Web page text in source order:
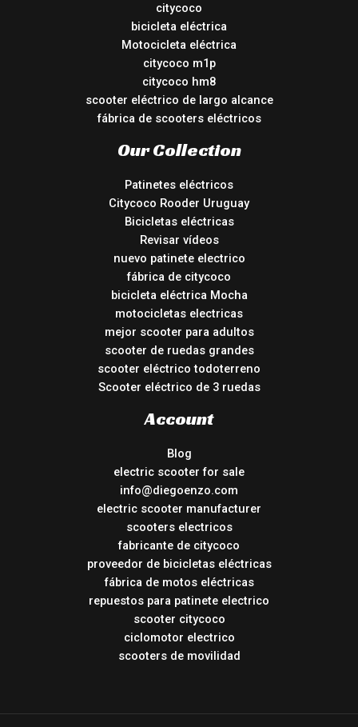
citycoco
bicicleta eléctrica
Motocicleta eléctrica
citycoco m1p
citycoco hm8
scooter eléctrico de largo alcance
fábrica de scooters eléctricos
Our Collection
Patinetes eléctricos
Citycoco Rooder Uruguay
Bicicletas eléctricas
Revisar vídeos
nuevo patinete electrico
fábrica de citycoco
bicicleta eléctrica Mocha
motocicletas electricas
mejor scooter para adultos
scooter de ruedas grandes
scooter eléctrico todoterreno
Scooter eléctrico de 3 ruedas
Account
Blog
electric scooter for sale
info@diegoenzo.com
electric scooter manufacturer
scooters electricos
fabricante de citycoco
proveedor de bicicletas eléctricas
fábrica de motos eléctricas
repuestos para patinete electrico
scooter citycoco
ciclomotor electrico
scooters de movilidad